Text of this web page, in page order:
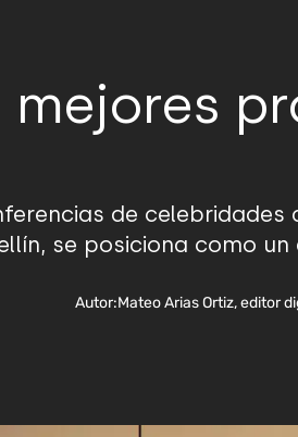
mejores
de celebridades
se posiciona como
Autor:Mateo Arias Ortiz, editor